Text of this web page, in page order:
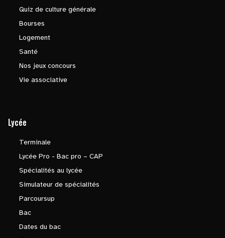
Quiz de culture générale
Bourses
Logement
Santé
Nos jeux concours
Vie associative
Lycée
Terminale
Lycée Pro - Bac pro – CAP
Spécialités au lycée
Simulateur de spécialités
Parcoursup
Bac
Dates du bac